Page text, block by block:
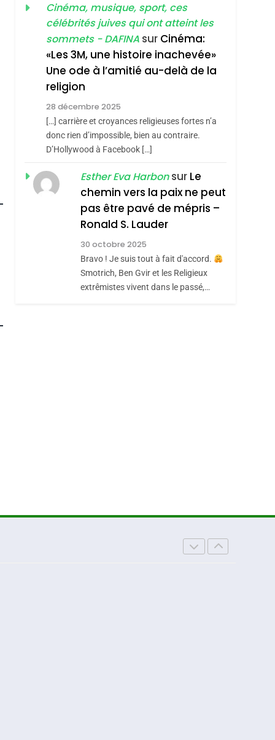
Accords D’Isaac:
L’alliance Pourrait
S’étendre À 13 Pays
D’Amérique Latine
ISRAÉL JUDAISME
5
Meurtrière Selon Le
Rapport D’ADL
Contre
L’antisémitisme
FRANCE ISRAÉL
FIÈRE, DIGNE ET
RÉSILIENTE :
POURQUOI JE
REVENDIQUE MA
JUDAÏTE Par Thérèse
Zrihen-Dvir
ISRAÉL JUDAISME
CE QUI NOUS
MANQUE – Jacques
Hadida
JUDAISME
Maroc : Les Amandes
Cinéma, musique, sport, ces
célébrités juives qui ont atteint les
sommets - DAFINA sur Cinéma:
«Les 3M, une histoire inachevée»
Une ode à l’amitié au-delà de la
religion
28 décembre 2025
[…] carrière et croyances religieuses fortes n’a
donc rien d’impossible, bien au contraire.
D’Hollywood à Facebook […]
Esther Eva Harbonsur Le
chemin vers la paix ne peut
pas être pavé de mépris –
Ronald S. Lauder
30 octobre 2025
Bravo ! Je suis tout à fait d'accord.
Smotrich, Ben Gvir et les Religieux
extrêmistes vivent dans le passé,…